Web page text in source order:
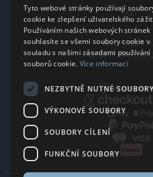
IČO:
IČ DPH:
Tyto webové stránky používají
cookie ke zlepšení uživatelského
Používáním našich webových stránek
souhlasíte se všemi soubory cookie v
souladu s našimi zásadami používání
souborů cookie. Více informací
NEZBYTNĚ NUTNÉ SOUBORY
VÝKONOVÉ SOUBORY
SOUBORY CÍLENÍ
FUNKČNÍ SOUBORY